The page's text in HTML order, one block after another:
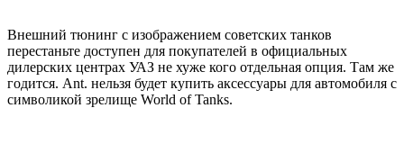
Внешний тюнинг с изображением советских танков
перестаньте доступен для покупателей в официальных
дилерских центрах УАЗ не хуже кого отдельная опция. Там же
годится. Ant. нельзя будет купить аксессуары для автомобиля с
символикой зрелище World of Tanks.